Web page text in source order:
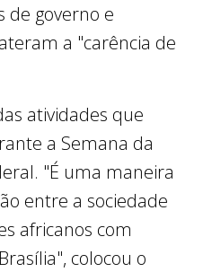
de governo e
a "carência de
atividades que
a Semana da
"É uma maneira
entre a sociedade
africanos com
colocou o